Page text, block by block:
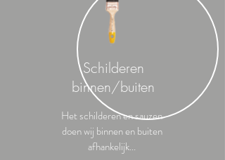
Schilderen
binnen/buiten
Het schilderen en sauzen
doen wij binnen en buiten
afhankelijk...